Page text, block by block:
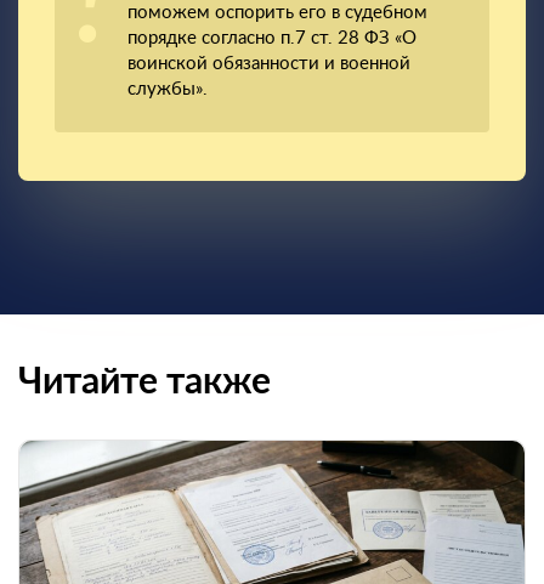
поможем оспорить его в судебном
порядке согласно п.7 ст. 28 ФЗ «О
воинской обязанности и военной
службы».
Читайте также